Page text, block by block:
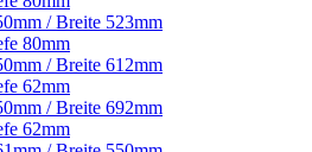
/ Breite 523mm
80mm
/ Breite 612mm
62mm
/ Breite 692mm
62mm